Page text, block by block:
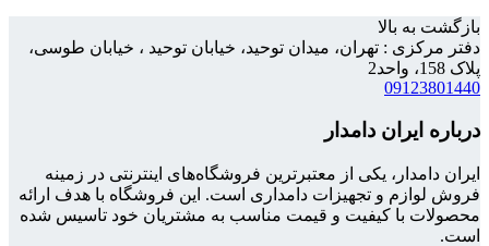
بازگشت به بالا
دفتر مرکزی : تهران، میدان توحید، خیابان توحید ، خیابان طوسی،
پلاک 158، واحد2
09123801440
درباره ایران دامدار
ایران دامدار، یکی از معتبرترین فروشگاه‌های اینترنتی در زمینه
فروش لوازم و تجهیزات دامداری است. این فروشگاه با هدف ارائه
محصولات با کیفیت و قیمت مناسب به مشتریان خود تاسیس شده
است.